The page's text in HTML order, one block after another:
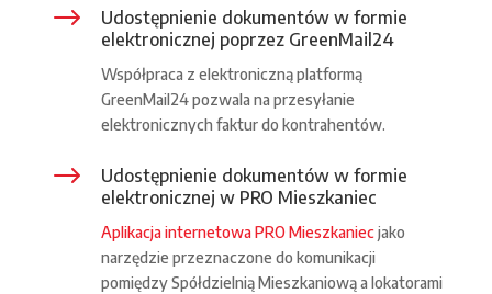
$
Udostępnienie dokumentów w formie
elektronicznej poprzez GreenMail24
Współpraca z elektroniczną platformą
GreenMail24 pozwala na przesyłanie
elektronicznych faktur do kontrahentów.
$
Udostępnienie dokumentów w formie
elektronicznej w PRO Mieszkaniec
Aplikacja internetowa PRO Mieszkaniecjako
narzędzie przeznaczone do komunikacji
pomiędzy Spółdzielnią Mieszkaniową a lokatorami